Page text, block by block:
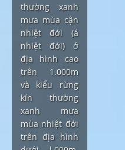
thường xanh
mưa mùa cận
nhiệt đới (á
nhiệt đới) ở
địa hình cao
trên 1.000m
và kiểu rừng
kín thường
xanh mưa
mùa nhiệt đới
trên địa hình